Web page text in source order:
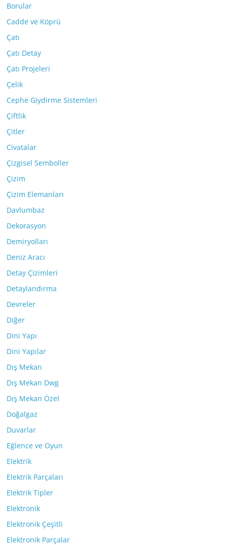
Borular
Cadde ve Köprü
Çatı
Çatı Detay
Çatı Projeleri
Çelik
Cephe Giydirme Sistemleri
Çiftlik
Çitler
Civatalar
Çizgisel Semboller
Çizim
Çizim Elemanları
Davlumbaz
Dekorasyon
Demiryolları
Deniz Aracı
Detay Çizimleri
Detaylandırma
Devreler
Diğer
Dini Yapı
Dini Yapılar
Dış Mekan
Dış Mekan Dwg
Dış Mekan Özel
Doğalgaz
Duvarlar
Eğlence ve Oyun
Elektrik
Elektrik Parçaları
Elektrik Tipler
Elektronik
Elektronik Çeşitli
Elektronik Parçalar